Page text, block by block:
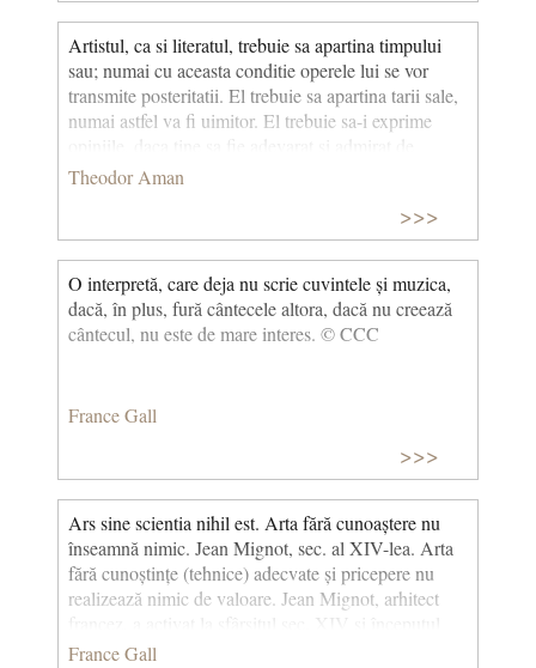
Artistul, ca si literatul, trebuie sa apartina timpului
sau; numai cu aceasta conditie operele lui se vor
transmite posteritatii. El trebuie sa apartina tarii sale,
numai astfel va fi uimitor. El trebuie sa-i exprime
ganditori. El trebuie sa se arate concret in cugetarile
Theodor Aman
>>>
O interpretă, care deja nu scrie cuvintele și muzica,
dacă, în plus, fură cântecele altora, dacă nu creează
cântecul, nu este de mare interes. © CCC
France Gall
>>>
Ars sine scientia nihil est. Arta fără cunoaștere nu
înseamnă nimic. Jean Mignot, sec. al XIV-lea. Arta
fără cunoștințe (tehnice) adecvate și pricepere nu
realizează nimic de valoare. Jean Mignot, arhitect
francez, a activat la sfârșitul sec. XIV și începutul
sec. XV. sau Ars sine scientia nihil est. Scientia sine
France Gall